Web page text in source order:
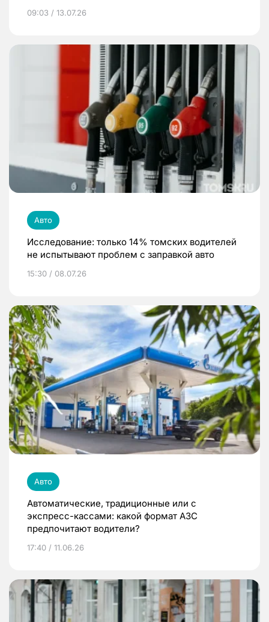
09:03 / 13.07.26
Авто
Исследование: только 14% томских водителей
не испытывают проблем с заправкой авто
15:30 / 08.07.26
Авто
Автоматические, традиционные или с
экспресс-кассами: какой формат АЗС
предпочитают водители?
17:40 / 11.06.26